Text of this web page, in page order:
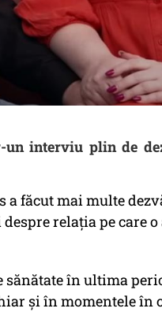
un interviu plin de
a făcut mai multe
relația pe care o
în ultima
și în momentele în